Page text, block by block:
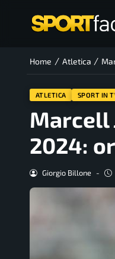
Home / Atletica /
ATLETICA SPORT IN
Marcell
2024:
Giorgio Billone -